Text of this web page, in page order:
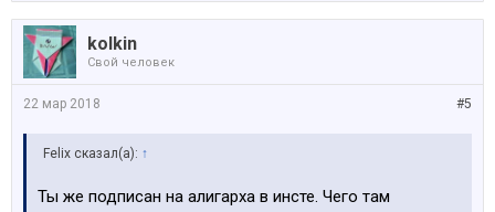
kolkin
Свой человек
#5
22 мар 2018
Felix сказал(а): ↑
Ты же подписан на алигарха в инсте. Чего там